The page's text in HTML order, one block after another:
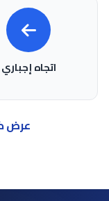
اتجاه إجباري
عرض كل